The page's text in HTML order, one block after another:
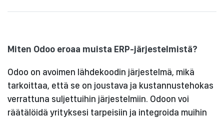
Miten Odoo eroaa muista ERP-järjestelmistä?
Odoo on avoimen lähdekoodin järjestelmä, mikä
tarkoittaa, että se on joustava ja kustannustehokas
verrattuna suljettuihin järjestelmiin. Odoon voi
räätälöidä yrityksesi tarpeisiin ja integroida muihin